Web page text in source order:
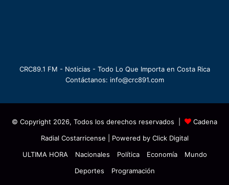
CRC89.1 FM - Noticias - Todo Lo Que Importa en Costa Rica
Contáctanos: info@crc891.com
© Copyright 2026, Todos los derechos reservados |
Cadena
Radial Costarricense | Powered by Click Digital
ULTIMA HORA
Nacionales Política Economía
Mundo
Deportes
Programación